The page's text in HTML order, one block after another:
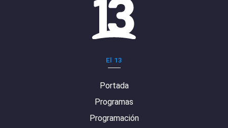
El 13
Portada
Programas
Programación